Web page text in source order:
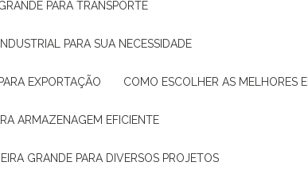
PARA TRANSPORTE
PARA SUA NECESSIDADE
EXPORTAÇÃO COMO ESCOLHER AS MELHORES
ARMAZENAGEM EFICIENTE
GRANDE PARA DIVERSOS PROJETOS